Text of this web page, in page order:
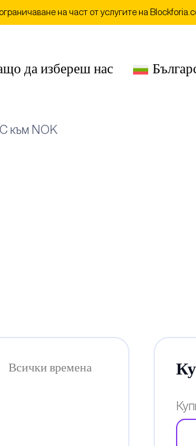
на част от услугите на
да избереш нас
към NOK
Всички времена